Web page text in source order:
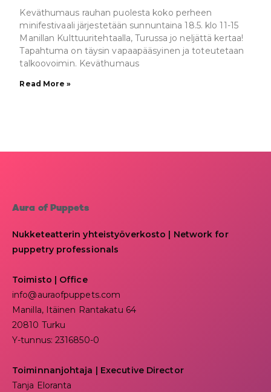
Keväthumaus rauhan puolesta koko perheen
minifestivaali järjestetään sunnuntaina 18.5. klo 11-15
Manillan Kulttuuritehtaalla, Turussa jo neljättä kertaa!
Tapahtuma on täysin vapaapääsyinen ja toteutetaan
talkoovoimin. Keväthumaus
Read More »
Aura of Puppets
Nukketeatterin yhteistyöverkosto | Network for
puppetry professionals
Toimisto | Office
info@auraofpuppets.com
Manilla, Itäinen Rantakatu 64
20810 Turku
Y-tunnus: 2316850-0
Toiminnanjohtaja | Executive Director
Tanja Eloranta